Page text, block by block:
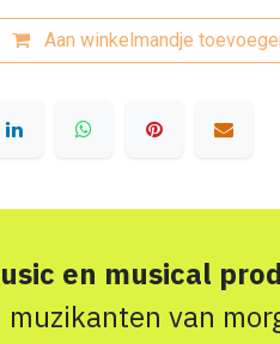
Aan winkelmandje
en musical
van